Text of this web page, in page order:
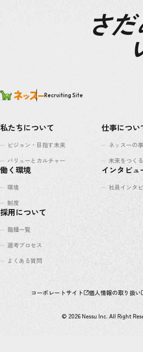
Recruiting Site
私たちについて
ビジョン・目指す未来
バリューとカルチャー
仕事につい
ネッスーの
未来をつく
働く環境
環境
制度
インタビュ
社員インタ
採用について
職種一覧
選考プロセス
よくある質問
コーポレートサイト 個人情報の取り扱い
© 2026 Nessu Inc. All Right